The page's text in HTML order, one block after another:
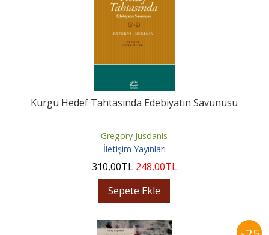
Kurgu Hedef Tahtasında Edebiyatın Savunusu
Gregory Jusdanis
İletişim Yayınları
310,00TL 248,00TL
Sepete Ekle